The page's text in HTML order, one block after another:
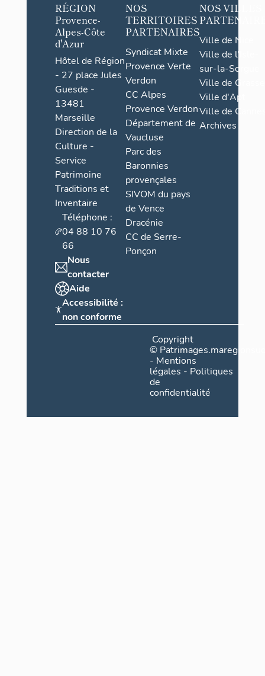
RÉGION
Provence-
Alpes-Côte
d'Azur
Hôtel de Région
- 27 place Jules
Guesde -
13481
Marseille
Direction de la
Culture -
Service
Patrimoine
Traditions et
Inventaire
Téléphone :
04 88 10 76
66
Nous
contacter
Aide
Accessibilité :
non conforme
NOS
TERRITOIRES
PARTENAIRES
Syndicat Mixte
Provence Verte
Verdon
CC Alpes
Provence Verdon
Département de
Vaucluse
Parc des
Baronnies
provençales
SIVOM du pays
de Vence
Dracénie
CC de Serre-
Ponçon
NOS VILLES
Ville de Nice
Ville de l'Isle-
sur-la-Sorgue
Ville de Grasse
Ville d'Apt
Ville de
Archives
Copyright
©
- Mentions
légales - Politiques
de
confidentialité